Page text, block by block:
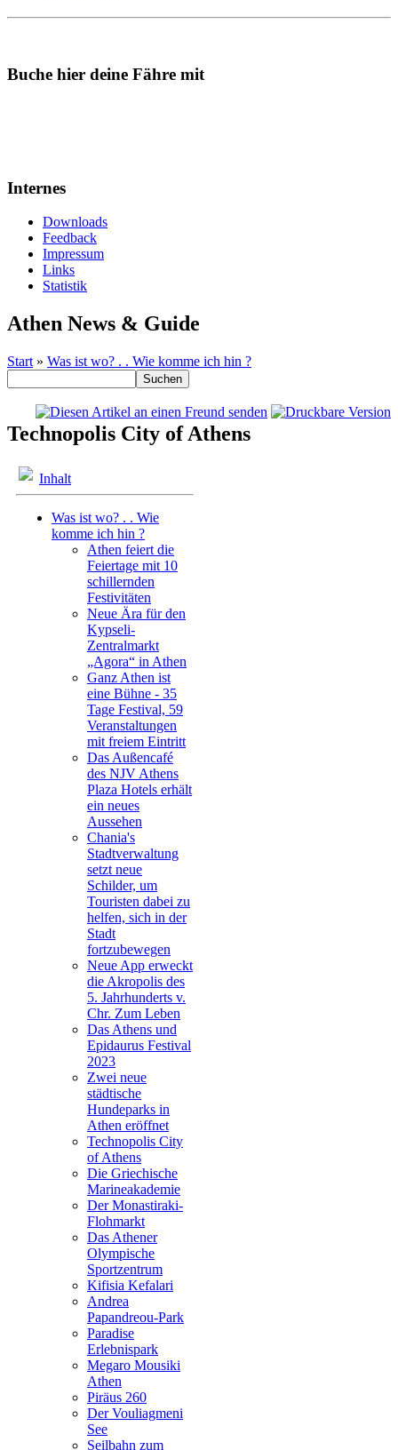
Buche hier deine Fähre mit
Internes
Downloads
Feedback
Impressum
Links
Statistik
Athen News & Guide
Start » Was ist wo? . . Wie komme ich hin ?
Technopolis City of Athens
Inhalt
Was ist wo? . . Wie
komme ich hin ?
Athen feiert die
Feiertage mit 10
schillernden
Festivitäten
Neue Ära für den
Kypseli-
Zentralmarkt
„Agora“ in Athen
Ganz Athen ist
eine Bühne - 35
Tage Festival, 59
Veranstaltungen
mit freiem Eintritt
Das Außencafé
des NJV Athens
Plaza Hotels erhält
ein neues
Aussehen
Chania's
Stadtverwaltung
setzt neue
Schilder, um
Touristen dabei zu
helfen, sich in der
Stadt
fortzubewegen
Neue App erweckt
die Akropolis des
5. Jahrhunderts v.
Chr. Zum Leben
Das Athens und
Epidaurus Festival
2023
Zwei neue
städtische
Hundeparks in
Athen eröffnet
Technopolis City
of Athens
Die Griechische
Marineakademie
Der Monastiraki-
Flohmarkt
Das Athener
Olympische
Sportzentrum
Kifisia Kefalari
Andrea
Papandreou-Park
Paradise
Erlebnispark
Megaro Mousiki
Athen
Piräus 260
Der Vouliagmeni
See
Seilbahn zum